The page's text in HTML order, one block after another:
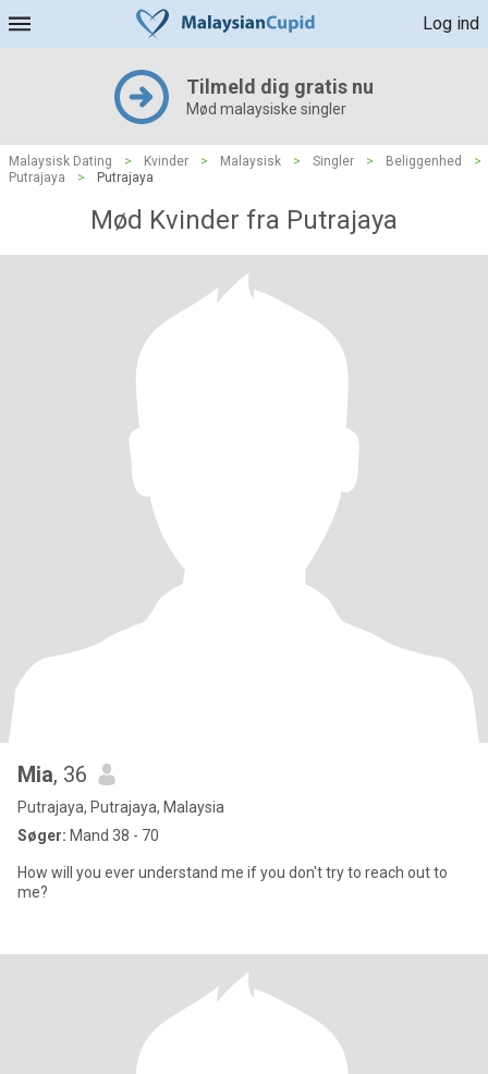
Log ind
Tilmeld dig gratis nu
Mød malaysiske singler
Malaysisk Dating > Kvinder > Malaysisk > Singler > Beliggenhed
>
Putrajaya
> Putrajaya
Mød Kvinder fra Putrajaya
Mia, 36
Putrajaya, Putrajaya, Malaysia
Søger: Mand 38 - 70
How will you ever understand me if you don't try to reach out to
me?